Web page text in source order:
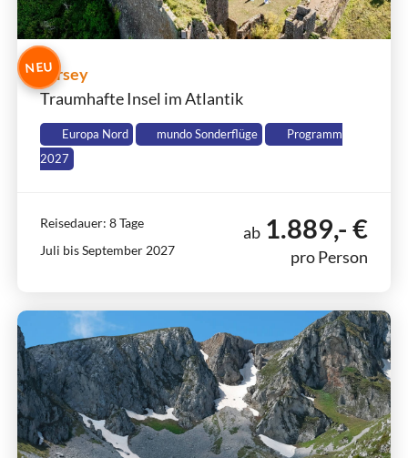
NEUJersey
Traumhafte Insel im Atlantik
Europa Nord mundo Sonderflüge
Programm
2027
Reisedauer: 8 Tage
Juli bis September 2027
ab 1.889,- €
pro Person